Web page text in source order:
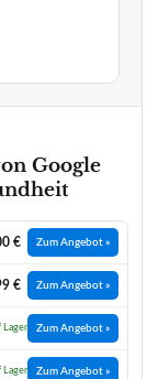
Google
€ Zum Angebot »
€ Zum Angebot »
Lager Zum Angebot »
Lager Zum Angebot »